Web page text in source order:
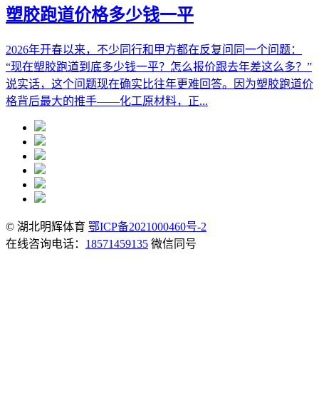
塑胶跑道价格多少钱一平
2026年开春以来，不少同行和甲方都在反复问同一个问题：
“现在塑胶跑道到底多少钱一平？怎么报价跟去年差这么多？”
说实话，这个问题现在确实比往年更难回答。因为塑胶跑道价
格背后最大的推手——化工原材料，正...
© 湖北明辉体育 鄂ICP备2021000460号-2
在线咨询电话： 18571459135 微信同号